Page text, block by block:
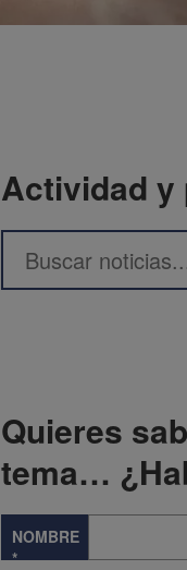
Actividad y
Quieres
tema…
NOMBRE
*